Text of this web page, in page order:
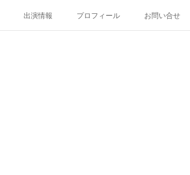
出演情報 プロフィール お問い合せ